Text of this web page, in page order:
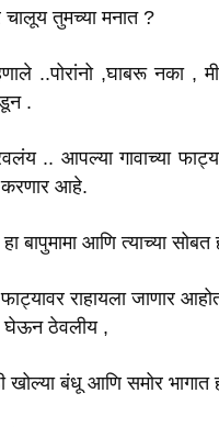
चालूय तुमच्या मनात ?
..पोरांनो ,घाबरू नका ,
.
.. आपल्या गावाच्या
आहे.
बापुमामा आणि त्याच्या सोबत
राहायला जाणार
घेऊन ठेवलीय ,
खोल्या बंधू आणि समोर